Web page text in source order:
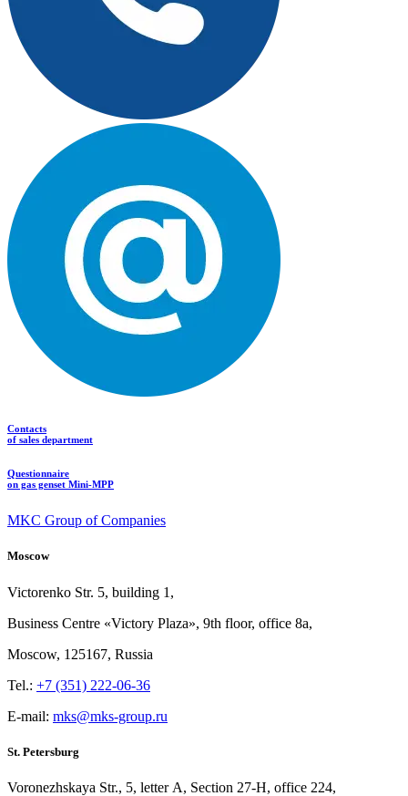
Contacts
of sales department
Questionnaire
on gas genset Mini-MPP
MKC Group of Companies
Moscow
Victorenko Str. 5, building 1,
Business Centre «Victory Plaza», 9th floor, office 8a,
Moscow, 125167, Russia
Tel.: +7 (351) 222-06-36
E-mail: mks@mks-group.ru
St. Petersburg
Voronezhskaya Str., 5, letter A, Section 27-Н, office 224,